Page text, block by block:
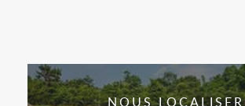
NOUS LOCALISER